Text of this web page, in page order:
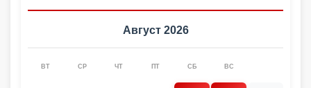
Август 2026
ВТ СР ЧТ ПТ СБ ВС